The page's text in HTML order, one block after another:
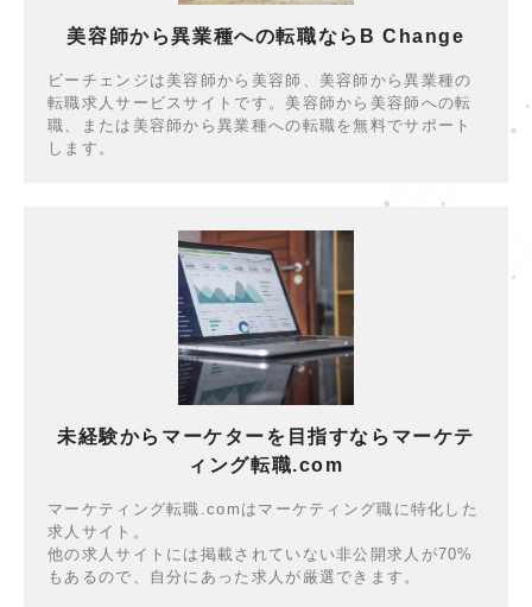
美容師から異業種への転職ならB Change
ビーチェンジは美容師から美容師、美容師から異業種の
転職求人サービスサイトです。美容師から美容師への転
職、または美容師から異業種への転職を無料でサポート
します。
未経験からマーケターを目指すならマーケテ
ィング転職.com
マーケティング転職.comはマーケティング職に特化した
求人サイト。
他の求人サイトには掲載されていない非公開求人が70%
もあるので、自分にあった求人が厳選できます。